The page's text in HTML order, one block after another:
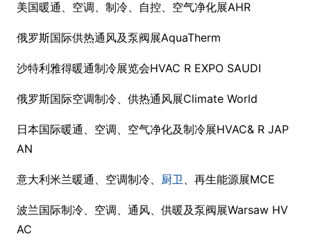
美国暖通、空调、制冷、自控、空气净化展AHR
俄罗斯国际供热通风及泵阀展AquaTherm
沙特利雅得暖通制冷展览会HVAC R EXPO SAUDI
俄罗斯国际空调制冷、供热通风展Climate World
日本国际暖通、空调、空气净化及制冷展HVAC& R JAP
AN
意大利米兰暖通、空调制冷、 厨卫 、再生能源展MCE
波兰国际制冷、空调、通风、供暖及泵阀展Warsaw HV
AC